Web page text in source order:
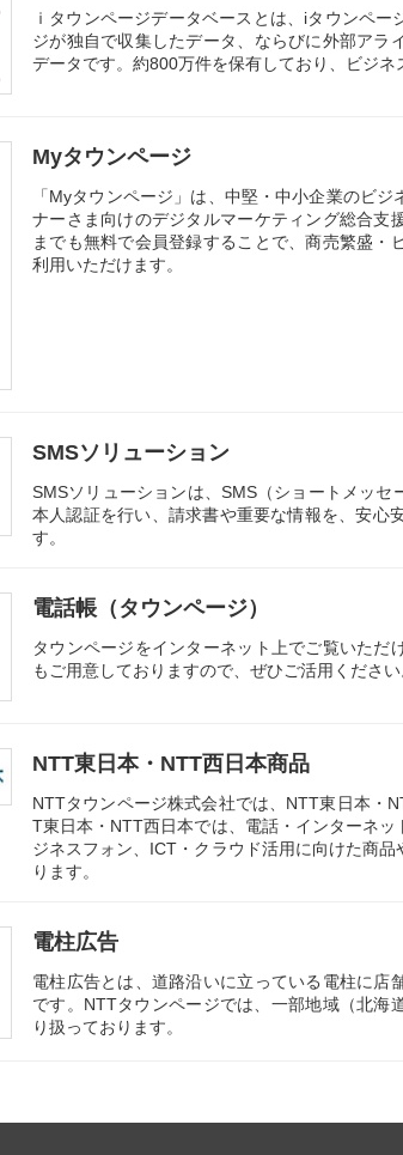
ｉタウンページデータベースとは、iタウンペ
ジが独自で収集したデータ、ならびに外部アラ
データです。約800万件を保有しており、ビジネ
Myタウンページ
「Myタウンページ」は、中堅・中小企業のビ
ナーさま向けのデジタルマーケティング総合支
までも無料で会員登録することで、商売繁盛
利用いただけます。
SMSソリューション
SMSソリューションは、SMS（ショートメッ
本人認証を行い、請求書や重要な情報を、安心
す。
電話帳（タウンページ）
タウンページをインターネット上でご覧いただ
もご用意しておりますので、ぜひご活用ください
NTT東日本・NTT西日本商品
NTTタウンページ株式会社では、NTT東日本・
T東日本・NTT西日本では、電話・インターネ
ジネスフォン、ICT・クラウド活用に向けた商
ります。
電柱広告
電柱広告とは、道路沿いに立っている電柱に店
です。NTTタウンページでは、一部地域（北海
り扱っております。